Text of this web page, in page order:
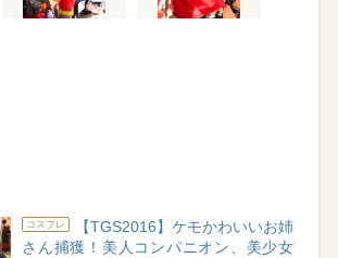
コスプレ
【TGS2016】ケモかわいいお姉
さん捕獲！美人コンパニオン、美少女